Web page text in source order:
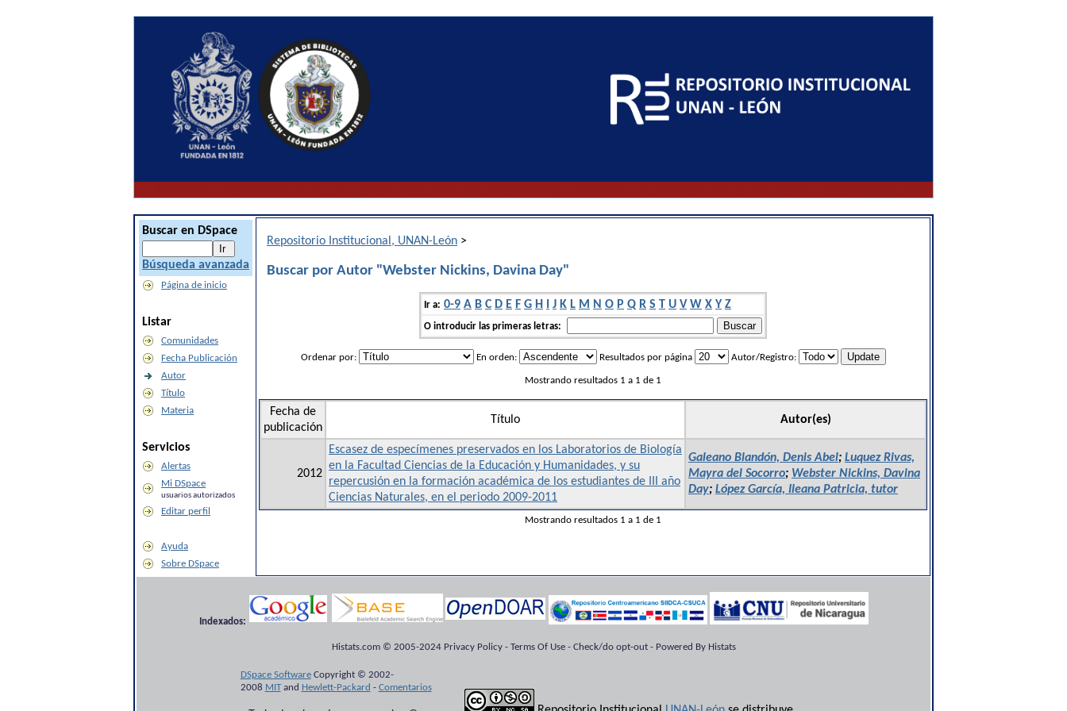
Buscar en DSpace
Búsqueda avanzada
Página de inicio
Listar
Comunidades
Fecha Publicación
Autor
Título
Materia
Servicios
Alertas
Mi DSpace
usuarios autorizados
Editar perfil
Ayuda
Sobre DSpace
Repositorio Institucional, UNAN-León >
Buscar por Autor "Webster Nickins, Davina Day"
Ir a: 0-9 A B C D E F G H I J K L M N O P Q R S T U V W X Y Z
O introducir las primeras letras:
Ordenar por: En orden: Resultados por página Autor/Registro:
Mostrando resultados 1 a 1 de 1
Fecha de
publicación
Título Autor(es)
2012
Escasez de especímenes preservados en los Laboratorios de Biología
en la Facultad Ciencias de la Educación y Humanidades, y su
repercusión en la formación académica de los estudiantes de III año
Ciencias Naturales, en el periodo 2009-2011
Galeano Blandón, Denis Abel; Luquez Rivas,
Mayra del Socorro; Webster Nickins, Davina
Day; López García, Ileana Patricia, tutor
Mostrando resultados 1 a 1 de 1
Indexados:
Histats.com © 2005-2024 Privacy Policy - Terms Of Use - Check/do opt-out - Powered By Histats
DSpace SoftwareCopyright © 2002-
2008 MITand Hewlett-Packard - Comentarios